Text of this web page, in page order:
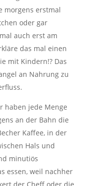
morgens erstmal
oder gar
auch erst am
das mal einen
mit Kindern!? Das
an Nahrung zu
haben jede Menge
an der Bahn die
Kaffee, in der
Hals und
minutiös
essen, weil nachher
der Cheff oder die